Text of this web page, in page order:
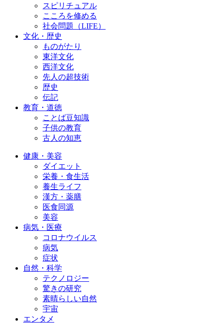
スピリチュアル
こころを修める
社会問題（LIFE）
文化・歴史
ものがたり
東洋文化
西洋文化
先人の超技術
歴史
伝記
教育・道徳
ことば豆知識
子供の教育
古人の知恵
健康・美容
ダイエット
栄養・食生活
養生ライフ
漢方・薬膳
医食同源
美容
病気・医療
コロナウイルス
病気
症状
自然・科学
テクノロジー
驚きの研究
素晴らしい自然
宇宙
エンタメ